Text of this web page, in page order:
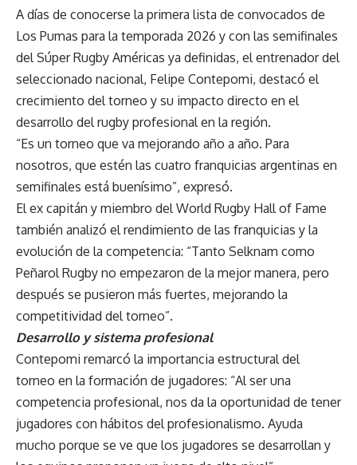
A días de conocerse la primera lista de convocados de
Los Pumas para la temporada 2026 y con las semifinales
del Súper Rugby Américas ya definidas, el entrenador del
seleccionado nacional, Felipe Contepomi, destacó el
crecimiento del torneo y su impacto directo en el
desarrollo del rugby profesional en la región.
“Es un torneo que va mejorando año a año. Para
nosotros, que estén las cuatro franquicias argentinas en
semifinales está buenísimo”, expresó.
El ex capitán y miembro del World Rugby Hall of Fame
también analizó el rendimiento de las franquicias y la
evolución de la competencia: “Tanto Selknam como
Peñarol Rugby no empezaron de la mejor manera, pero
después se pusieron más fuertes, mejorando la
competitividad del torneo”.
Desarrollo y sistema profesional
Contepomi remarcó la importancia estructural del
torneo en la formación de jugadores: “Al ser una
competencia profesional, nos da la oportunidad de tener
jugadores con hábitos del profesionalismo. Ayuda
mucho porque se ve que los jugadores se desarrollan y